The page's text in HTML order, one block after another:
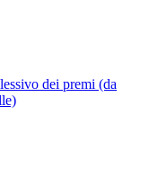
dei premi (da